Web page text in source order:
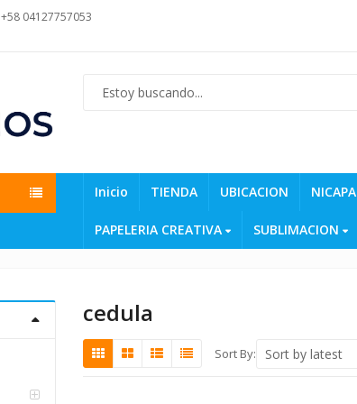
+58 04127757053
Inicio TIENDA UBICACION NICAPA
PAPELERIA CREATIVA SUBLIMACION
cedula
Sort By: